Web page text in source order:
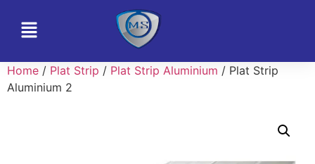
Home / Plat Strip / Plat Strip Aluminium / Plat Strip
Aluminium 2